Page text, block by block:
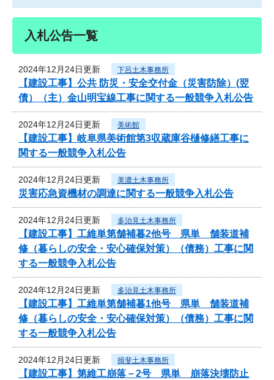
入札公告一覧
2024年12月24日更新 下呂土木事務所
【建設工事】公共 防災・安全交付金（災害防除）(翌
債）（主）金山明宝線工事に関する一般競争入札公告
2024年12月24日更新 美術館
【建設工事】岐阜県美術館第3収蔵庫谷樋修繕工事に
関する一般競争入札公告
2024年12月24日更新 美濃土木事務所
災害応急資機材の調達に関する一般競争入札公告
2024年12月24日更新 多治見土木事務所
【建設工事】工維単第舗補暮2他号 県単 舗装道補
修（暮らしの安全・安心確保対策）（債務）工事に関
する一般競争入札公告
2024年12月24日更新 多治見土木事務所
【建設工事】工維単第舗補暮1他号 県単 舗装道補
修（暮らしの安全・安心確保対策）（債務）工事に関
する一般競争入札公告
2024年12月24日更新 揖斐土木事務所
【建設工事】第維工崩落－2号 県単 崩落決壊防止